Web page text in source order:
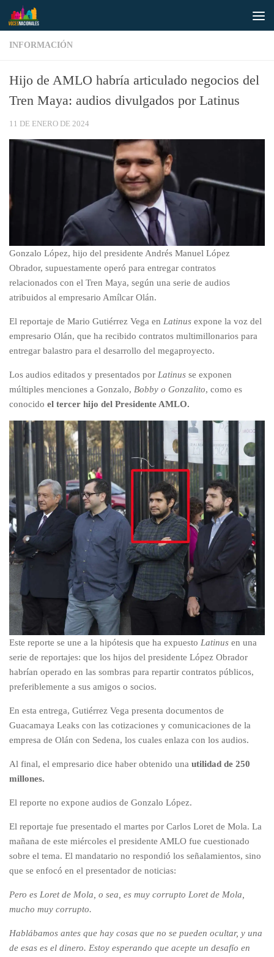
Saltar al contenido
INFORMACIÓN
Hijo de AMLO habría articulado negocios del
Tren Maya: audios divulgados por Latinus
11 DE ENERO DE 2024
Gonzalo López, hijo del presidente Andrés Manuel López
Obrador, supuestamente operó para entregar contratos
relacionados con el Tren Maya, según una serie de audios
atribuidos al empresario Amílcar Olán.
El reportaje de Mario Gutiérrez Vega en Latinus expone la voz del
empresario Olán, que ha recibido contratos multimillonarios para
entregar balastro para el desarrollo del megaproyecto.
Los audios editados y presentados por Latinus se exponen
múltiples menciones a Gonzalo, Bobby o Gonzalito, como es
conocido el tercer hijo del Presidente AMLO.
Este reporte se une a la hipótesis que ha expuesto Latinus en una
serie de reportajes: que los hijos del presidente López Obrador
habrían operado en las sombras para repartir contratos públicos,
preferiblemente a sus amigos o socios.
En esta entrega, Gutiérrez Vega presenta documentos de
Guacamaya Leaks con las cotizaciones y comunicaciones de la
empresa de Olán con Sedena, los cuales enlaza con los audios.
Al final, el empresario dice haber obtenido una utilidad de 250
millones.
El reporte no expone audios de Gonzalo López.
El reportaje fue presentado el martes por Carlos Loret de Mola. La
mañana de este miércoles el presidente AMLO fue cuestionado
sobre el tema. El mandatario no respondió los señalamientos, sino
que se enfocó en el presentador de noticias:
Pero es Loret de Mola, o sea, es muy corrupto Loret de Mola,
mucho muy corrupto.
Hablábamos antes que hay cosas que no se pueden ocultar, y una
de esas es el dinero. Estoy esperando que acepte un desafío en